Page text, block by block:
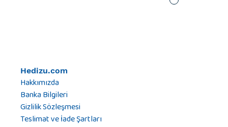
Hedizu.com
Hakkımızda
Banka Bilgileri
Gizlilik Sözleşmesi
Teslimat ve İade Şartları